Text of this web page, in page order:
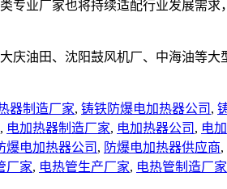
业厂家也将持续适配行业发展需
油田、沈阳鼓风机厂、中海油等
器制造厂家, 铸铁防爆电加热器公司 ,
, 电加热器制造厂家, 电加热器公司 , 电
爆电加热器公司 , 防爆电加热器供应商,
厂家, 电热管生产厂家, 电热管制造厂家